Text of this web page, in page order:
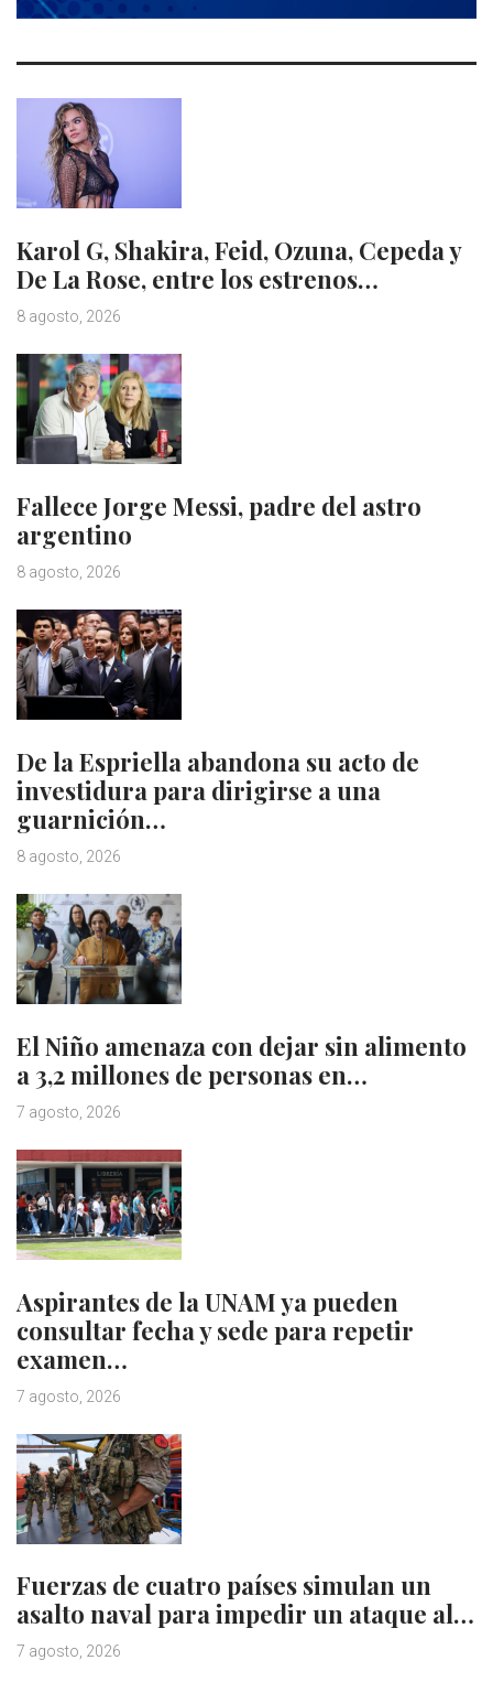
Karol G, Shakira, Feid, Ozuna, Cepeda y
De La Rose, entre los estrenos…
8 agosto, 2026
Fallece Jorge Messi, padre del astro
argentino
8 agosto, 2026
De la Espriella abandona su acto de
investidura para dirigirse a una
guarnición…
8 agosto, 2026
El Niño amenaza con dejar sin alimento
a 3,2 millones de personas en…
7 agosto, 2026
Aspirantes de la UNAM ya pueden
consultar fecha y sede para repetir
examen…
7 agosto, 2026
Fuerzas de cuatro países simulan un
asalto naval para impedir un ataque al…
7 agosto, 2026